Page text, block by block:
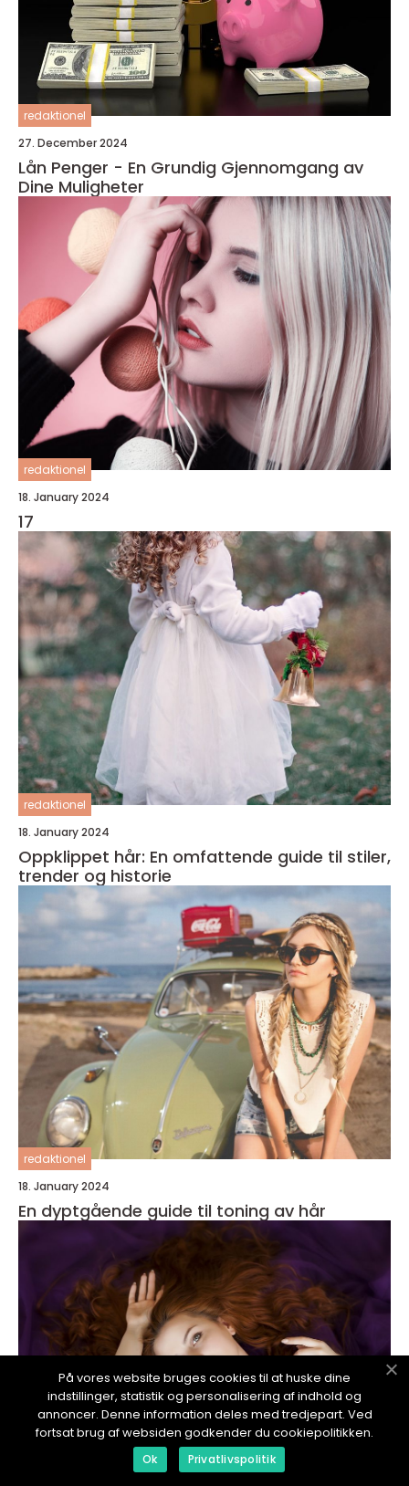
redaktionel
27. December 2024
Lån Penger - En Grundig Gjennomgang av
Dine Muligheter
redaktionel
18. January 2024
17
redaktionel
18. January 2024
Oppklippet hår: En omfattende guide til stiler,
trender og historie
redaktionel
18. January 2024
En dyptgående guide til toning av hår
På vores website bruges cookies til at huske dine
indstillinger, statistik og personalisering af indhold og
annoncer. Denne information deles med tredjepart. Ved
fortsat brug af websiden godkender du cookiepolitikken.
Ok Privatlivspolitik